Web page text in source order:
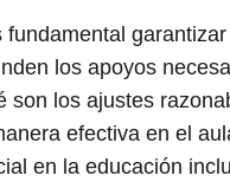
los apoyos
los ajustes
efectiva en el
en la educación